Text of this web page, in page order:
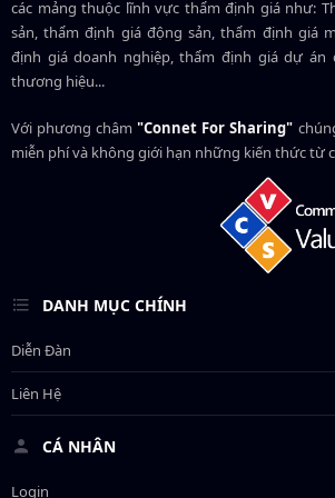
các mảng thuộc lĩnh vực thẩm định giá như:
sản, thẩm định giá động sản, thẩm định giá
định giá doanh nghiệp, thẩm định giá dự
thương hiệu...
Với phương châm"Connet For Sharing"
miễn phí và không giới hạn những kiến thức từ
DANH MỤC CHÍNH
Diễn Đàn
Liên Hệ
CÁ NHÂN
Login